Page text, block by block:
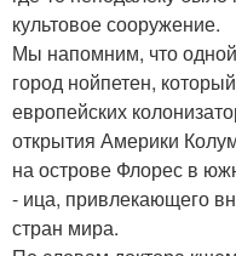
культовое сооружение.
Мы напомним, что
город нойпетен,
европейских
открытия Америки
на острове Флорес в
- ица, привлекающего
стран мира.